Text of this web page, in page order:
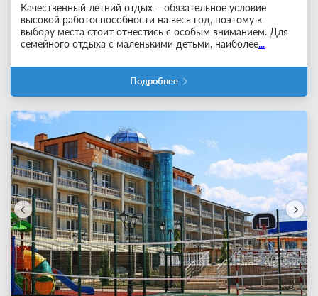
Качественный летний отдых – обязательное условие
высокой работоспособности на весь год, поэтому к
выбору места стоит отнестись с особым вниманием. Для
семейного отдыха с маленькими детьми, наиболее...
Подробнее